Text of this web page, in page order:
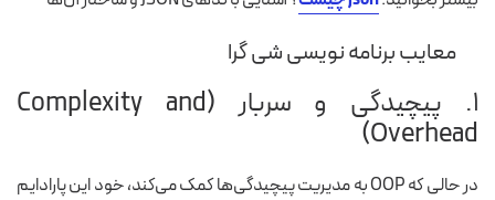
معایب برنامه نویسی شی گرا
۱. پیچیدگی و سربار (Complexity and
Overhead)
در حالی که OOP به مدیریت پیچیدگی‌ها کمک می‌کند، خود این پارادایم